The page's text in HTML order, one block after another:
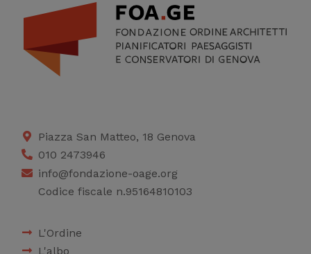
Piazza San Matteo, 18 Genova
010 2473946
info@fondazione-oage.org
Codice fiscale n.95164810103
L'Ordine
L'albo